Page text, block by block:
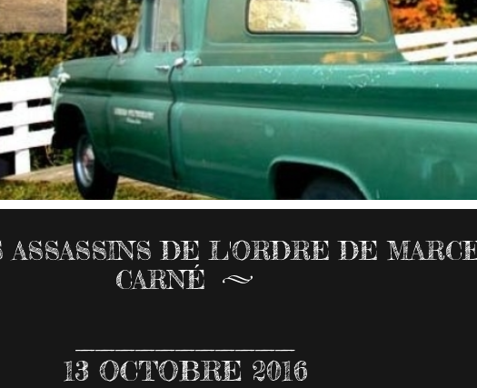
ASSASSINS DE L'ORDRE DE
CARNÉ
13 OCTOBRE 2016